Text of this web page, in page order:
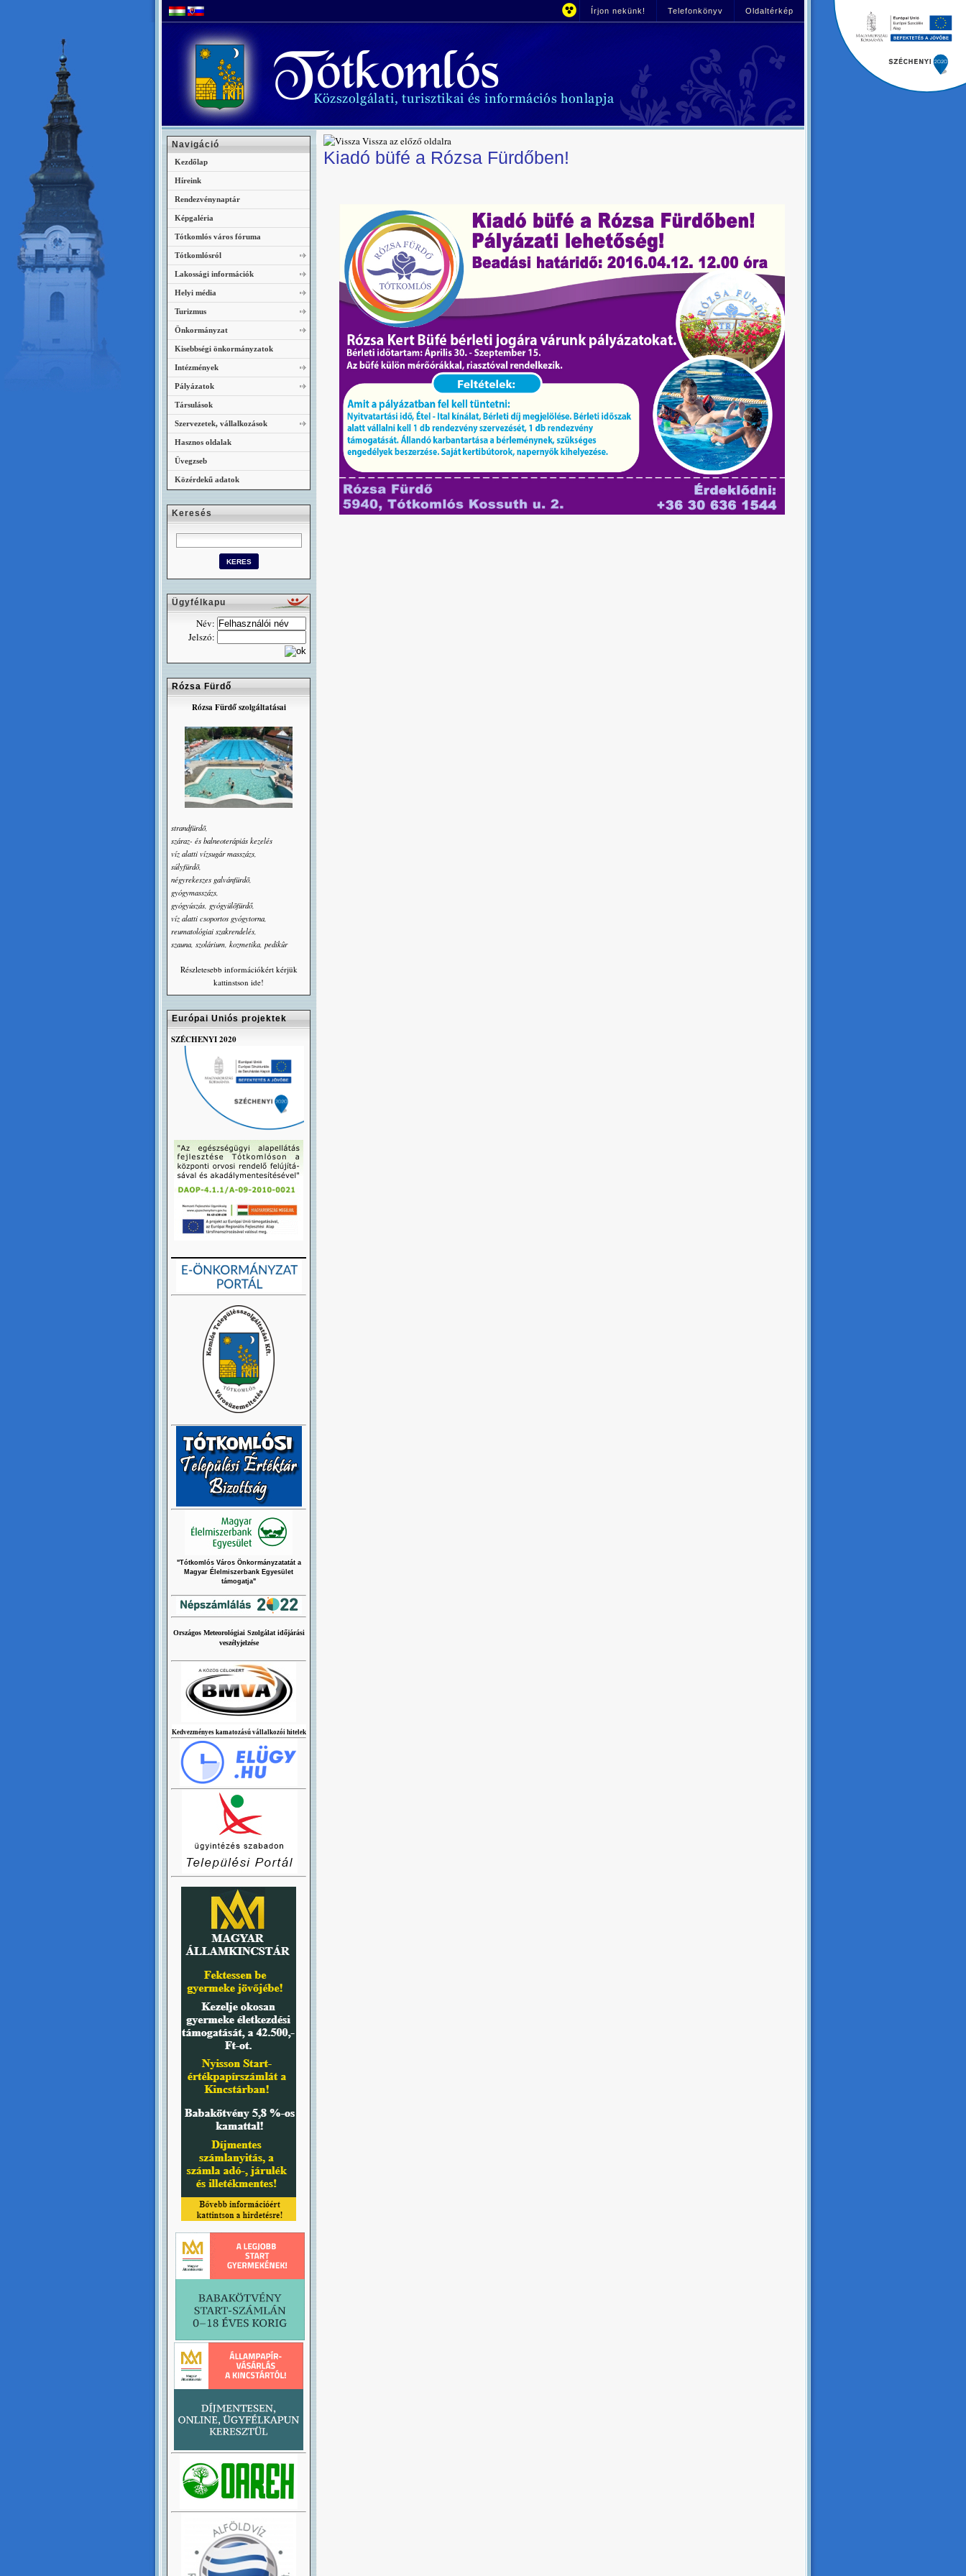
Írjon nekünk! Telefonkönyv Oldaltérkép
Vissza az előző oldalra
Kiadó büfé a Rózsa Fürdőben!
Navigáció
Kezdőlap
Híreink
Rendezvénynaptár
Képgaléria
Tótkomlós város fóruma
Tótkomlósról
Lakossági információk
Helyi média
Turizmus
Önkormányzat
Kisebbségi önkormányzatok
Intézmények
Pályázatok
Társulások
Szervezetek, vállalkozások
Hasznos oldalak
Üvegzseb
Közérdekű adatok
Keresés
Ügyfélkapu
Név:
Jelszó:
Rózsa Fürdő
Rózsa Fürdő szolgáltatásai
strandfürdõ,
száraz- és balneoterápiás kezelés
víz alatti vízsugár masszázs,
súlyfürdõ,
négyrekeszes galvánfürdõ,
gyógymasszázs,
gyógyúszás, gyógyülõfürdő,
víz alatti csoportos gyógytorna,
reumatológiai szakrendelés,
szauna, szolárium, kozmetika, pedikûr
Részletesebb információkért kérjük
kattinstson ide!
Európai Uniós projektek
SZÉCHENYI 2020
"Tótkomlós Város Önkormányzatatát a
Magyar Élelmiszerbank Egyesület
támogatja"
Országos Meteorológiai Szolgálat időjárási
veszélyjelzése
Kedvezményes kamatozású vállalkozói hitelek